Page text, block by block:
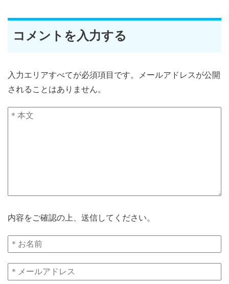
コメントを入力する
入力エリアすべてが必須項目です。メールアドレスが公開
されることはありません。
内容をご確認の上、送信してください。